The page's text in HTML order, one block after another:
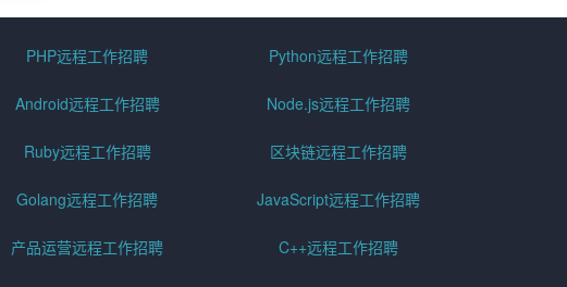
PHP远程工作招聘 Python远程工作招聘
Android远程工作招聘 Node.js远程工作招聘
Ruby远程工作招聘 区块链远程工作招聘
Golang远程工作招聘 JavaScript远程工作招聘
产品运营远程工作招聘 C++远程工作招聘